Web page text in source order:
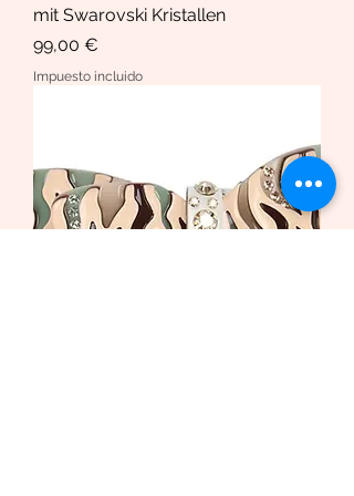
mit Swarovski Kristallen
Precio
99,00 €
Impuesto incluido